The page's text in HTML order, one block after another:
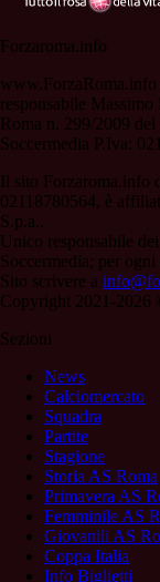
Forzaroma.info
www.ForzaRoma.info
responsabile
Roma n. 299/2009
Soccermedia P.Iva:
Il sito Forzaroma.info
02118780564, è
S.p.a..
Unico responsabile
Soccermedia; per
Sito scrivere a
Copyright 2021-2026
Sezioni
News
Calciomercato
Squadra
Partite
Stagione
Storia AS Roma
Primavera AS
Femminile AS
Giovanili AS
Coppa Italia
Info Biglietti